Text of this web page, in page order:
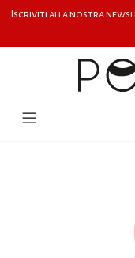
Iscriviti alla nostra